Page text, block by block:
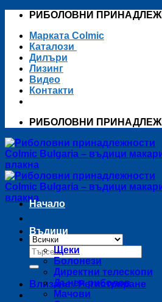
Skip
content
РИБОЛОВНИ
Марката Colmic
Каталози
Дилъри
Лизинг
Видео
Контакти
РИБОЛОВНИ
Търсене
за:
Влизане / Регистриране
Начало
Въдици
Щеки
Болонези
Директни телескопи
Дънен риболов
Мачови